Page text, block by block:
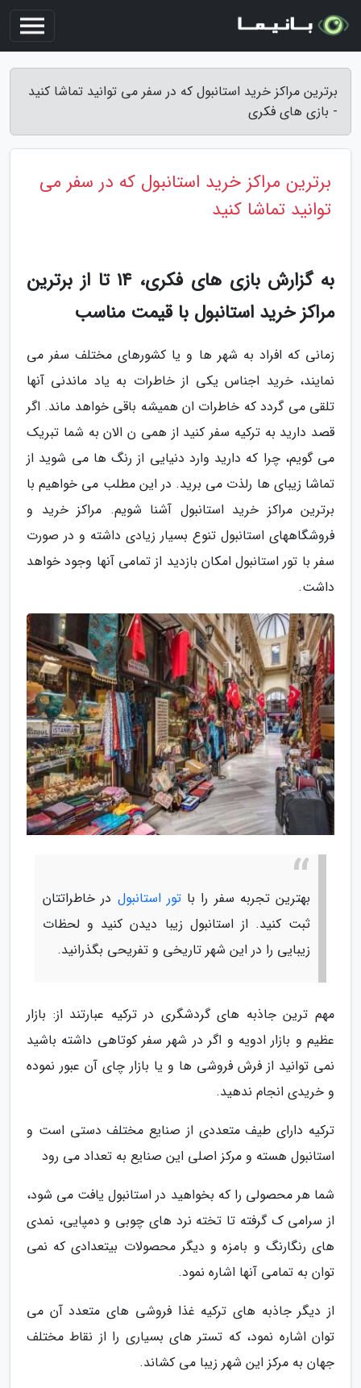
برترین مراکز خرید استانبول که در سفر می توانید تماشا کنید
- بازی های فکری
برترین مراکز خرید استانبول که در سفر می
توانید تماشا کنید
به گزارش بازی های فکری، 14 تا از برترین
مراکز خرید استانبول با قیمت مناسب
زمانی که افراد به شهر ها و یا کشورهای مختلف سفر می
نمایند، خرید اجناس یکی از خاطرات به یاد ماندنی آنها
تلقی می گردد که خاطرات ان همیشه باقی خواهد ماند. اگر
قصد دارید به ترکیه سفر کنید از همی ن الان به شما تبریک
می گویم، چرا که دارید وارد دنیایی از رنگ ها می شوید از
تماشا زیبای ها رلذت می برید. در این مطلب می خواهیم با
برترین مراکز خرید استانبول آشنا شویم. مراکز خرید و
فروشگاههای استانبول تنوع بسیار زیادی داشته و در صورت
سفر با تور استانبول امکان بازدید از تمامی آنها وجود خواهد
داشت.
بهترین تجربه سفر را باتور استانبول در خاطراتتان
ثبت کنید. از استانبول زیبا دیدن کنید و لحظات
زیبایی را در این شهر تاریخی و تفریحی بگذرانید.
مهم ترین جاذبه های گردشگری در ترکیه عبارتند از: بازار
عظیم و بازار ادویه و اگر در شهر سفر کوتاهی داشته باشید
نمی توانید از فرش فروشی ها و یا بازار چای آن عبور نموده
و خریدی انجام ندهید.
ترکیه دارای طیف متعددی از صنایع مختلف دستی است و
استانبول هسته و مرکز اصلی این صنایع به تعداد می رود
شما هر محصولی را که بخواهید در استانبول یافت می شود،
از سرامی ک گرفته تا تخته نرد های چوبی و دمپایی، نمدی
های رنگارنگ و بامزه و دیگر محصولات بیتعدادی که نمی
توان به تمامی آنها اشاره نمود.
از دیگر جاذبه های ترکیه غذا فروشی های متعدد آن می
توان اشاره نمود، که تستر های بسیاری را از نقاط مختلف
جهان به مرکز این شهر زیبا می کشاند.